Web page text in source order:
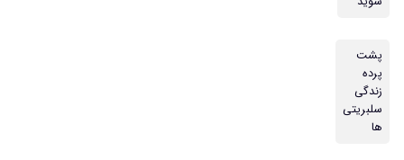
پشت
پرده
زندگی
سلبریتی
ها